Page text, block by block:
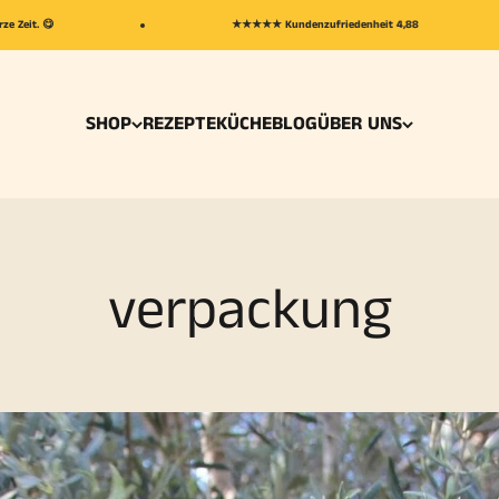
★★★★★ Kundenzufriedenheit 4,88
SHOP REZEPTEKÜCHEBLOGÜBER UNS
verpackung